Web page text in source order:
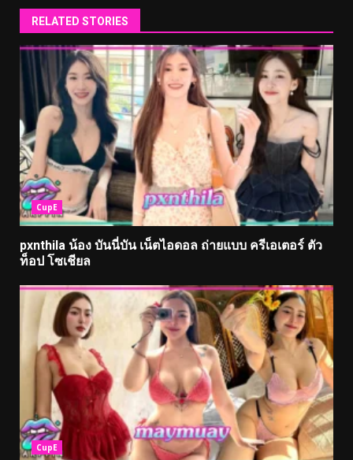
RELATED STORIES
CupE
pxnthila น้อง บันนี่บัน เน็ตไอดอล ถ่ายแบบ ครีเอเตอร์ ตัว
ท็อป โซเชียล
CupE